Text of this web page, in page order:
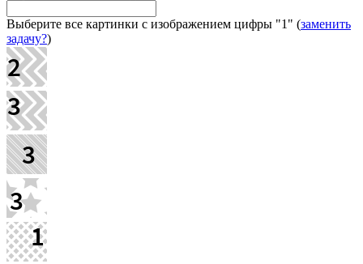
Выберите все картинки с изображением цифры "1" (заменить
задачу?)